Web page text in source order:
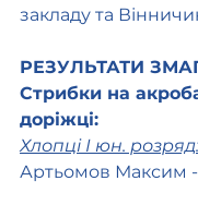
закладу та
РЕЗУЛЬТАТИ
Стрибки на
доріжці:
Хлопці І юн. розряд:
Артьомов Максим -